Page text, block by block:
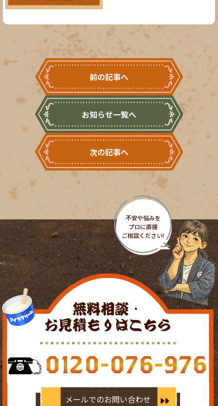
前の記事へ
お知らせ一覧へ
次の記事へ
無料相談・
お見積もりはこちら
0120-076-976
メールでのお問い合わせ